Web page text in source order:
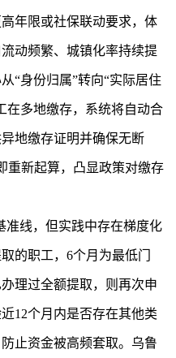
年限或社保联动要求，体
动频繁、城镇化率持续提
“身份归属”转向“实际居住
在多地缴存，系统将自动合
地缴存证明并确保无断
重新起算，凸显政策对缴存
准线，但实践中存在梯度化
的职工，6个月为最低门
理过全额提取，则再次申
12个月内是否存在其他类
止资金被高频套取。乌鲁